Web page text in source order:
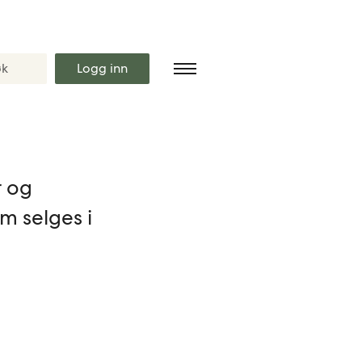
Logg inn
og
selges i